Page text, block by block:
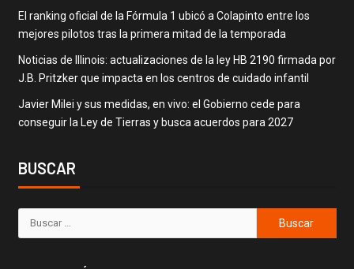
El ranking oficial de la Fórmula 1 ubicó a Colapinto entre los
mejores pilotos tras la primera mitad de la temporada
Noticias de Illinois: actualizaciones de la ley HB 2190 firmada por
J.B. Pritzker que impacta en los centros de cuidado infantil
Javier Milei y sus medidas, en vivo: el Gobierno cede para
conseguir la Ley de Tierras y busca acuerdos para 2027
BUSCAR